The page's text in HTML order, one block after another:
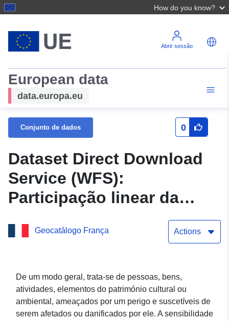
How do you know?
Abrir sessão
European data
data.europa.eu
Conjunto de dados 0
Dataset Direct Download
Service (WFS):
Participação linear da
PPRT Vynova Mazingarbe
SAS e Maxam Tan (ex SAV
Geocatálogo França Actions
De um modo geral, trata-se de pessoas, bens,
atividades, elementos do património cultural ou
ambiental, ameaçados por um perigo e suscetíveis de
serem afetados ou danificados por ele. A sensibilidade